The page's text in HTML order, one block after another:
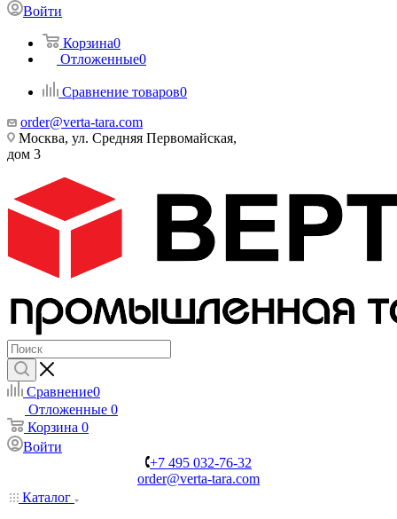
Войти
Корзина0
Отложенные0
Сравнение товаров0
order@verta-tara.com
Москва, ул. Средняя Первомайская,
дом 3
Сравнение0
Отложенные 0
Корзина 0
Войти
+7 495 032-76-32
order@verta-tara.com
Каталог